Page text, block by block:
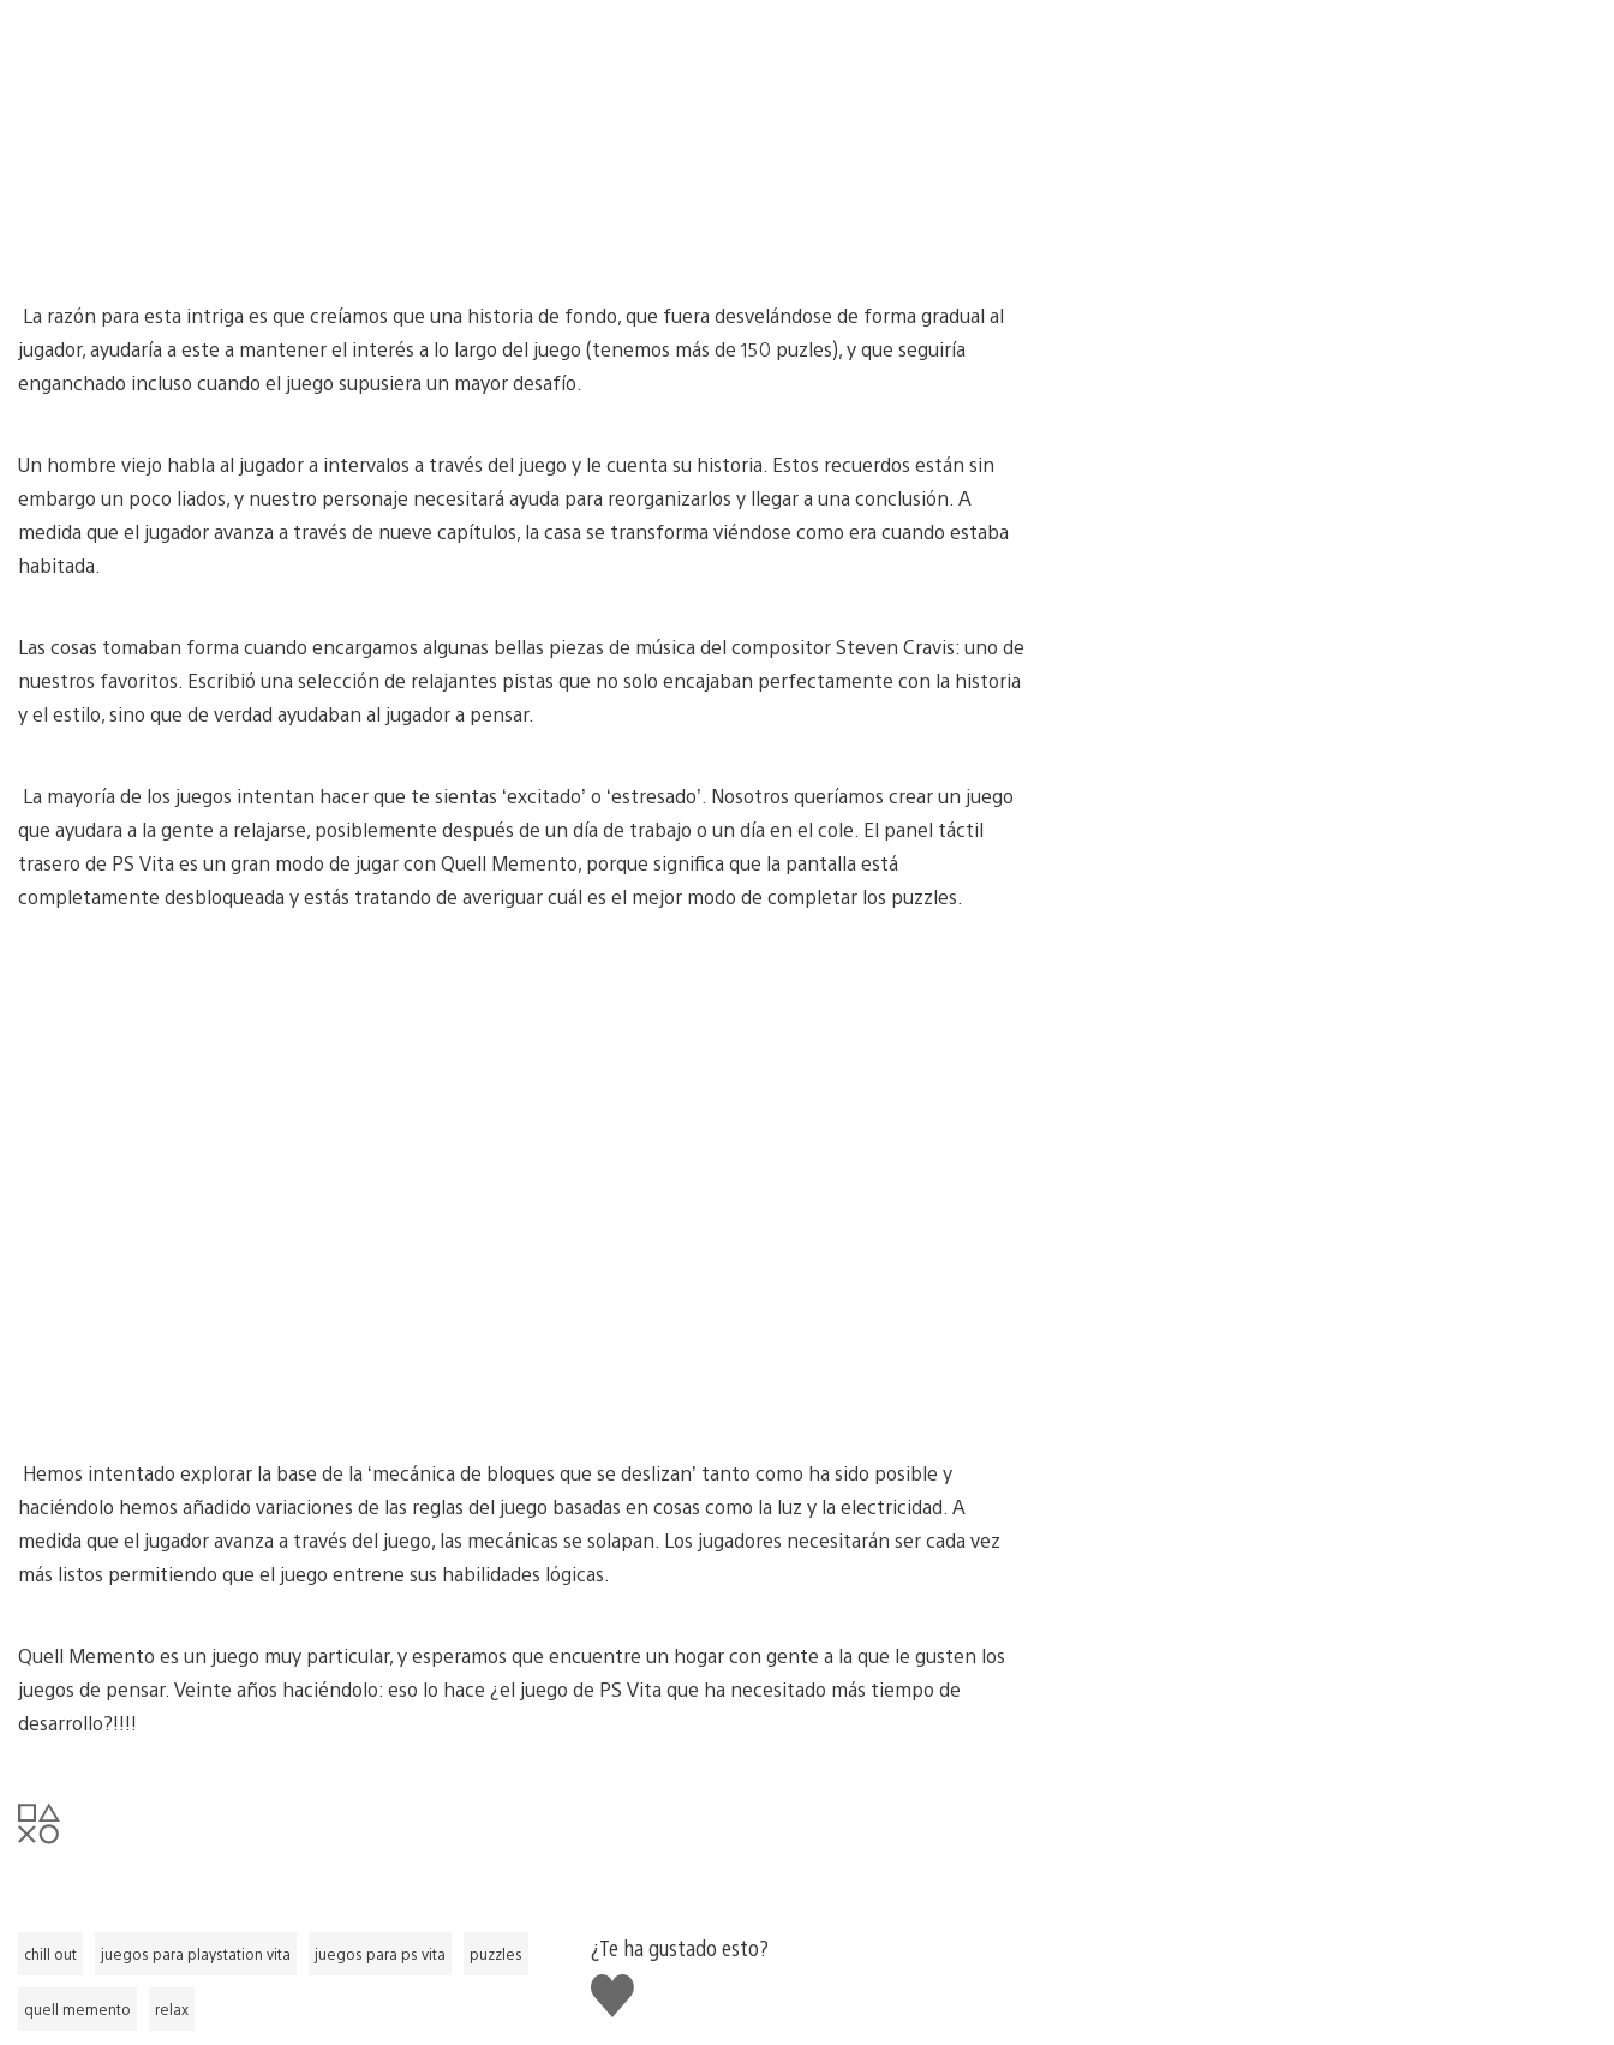
La razón para esta intriga es que creíamos que una historia de fondo, que fuera desvelándose de forma gradual al
jugador, ayudaría a este a mantener el interés a lo largo del juego (tenemos más de 150 puzles), y que seguiría
enganchado incluso cuando el juego supusiera un mayor desafío.
Un hombre viejo habla al jugador a intervalos a través del juego y le cuenta su historia. Estos recuerdos están sin
embargo un poco liados, y nuestro personaje necesitará ayuda para reorganizarlos y llegar a una conclusión. A
medida que el jugador avanza a través de nueve capítulos, la casa se transforma viéndose como era cuando estaba
habitada.
Las cosas tomaban forma cuando encargamos algunas bellas piezas de música del compositor Steven Cravis: uno de
nuestros favoritos. Escribió una selección de relajantes pistas que no solo encajaban perfectamente con la historia
y el estilo, sino que de verdad ayudaban al jugador a pensar.
La mayoría de los juegos intentan hacer que te sientas ‘excitado’ o ‘estresado’. Nosotros queríamos crear un juego
que ayudara a la gente a relajarse, posiblemente después de un día de trabajo o un día en el cole. El panel táctil
trasero de PS Vita es un gran modo de jugar con Quell Memento, porque significa que la pantalla está
completamente desbloqueada y estás tratando de averiguar cuál es el mejor modo de completar los puzzles.
Hemos intentado explorar la base de la ‘mecánica de bloques que se deslizan’ tanto como ha sido posible y
haciéndolo hemos añadido variaciones de las reglas del juego basadas en cosas como la luz y la electricidad. A
medida que el jugador avanza a través del juego, las mecánicas se solapan. Los jugadores necesitarán ser cada vez
más listos permitiendo que el juego entrene sus habilidades lógicas.
Quell Memento es un juego muy particular, y esperamos que encuentre un hogar con gente a la que le gusten los
juegos de pensar. Veinte años haciéndolo: eso lo hace ¿el juego de PS Vita que ha necesitado más tiempo de
desarrollo?!!!!
chill out juegos para playstation vita juegos para ps vita puzzles
quell memento relax
¿Te ha gustado esto?
Me
gusta